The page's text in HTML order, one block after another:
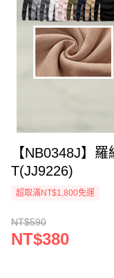
【NB0348J】
T(JJ9226)
超取滿NT$1,800免運
NT$590
NT$380